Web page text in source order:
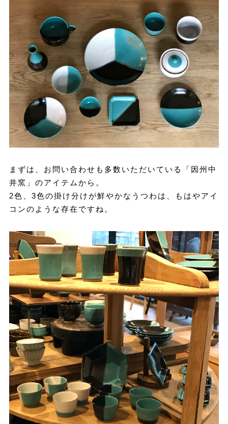
まずは、お問い合わせも多数いただいている「因州中
井窯」のアイテムから。
2色、3色の掛け分けが鮮やかなうつわは、もはやアイ
コンのような存在ですね。